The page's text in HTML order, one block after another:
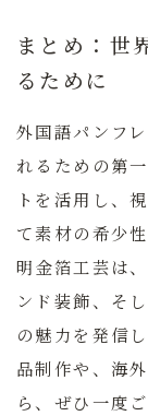
まとめ：世
るために
外国語パンフ
れるための第
トを活用し、
て素材の希少
明金箔工芸は
ンド装飾、そ
の魅力を発信
品制作や、海
ら、ぜひ一度